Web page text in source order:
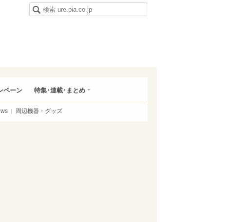
ペーン 特集･連載･まとめ
周辺機器・グッズ